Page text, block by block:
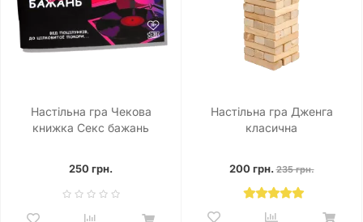
Настільна гра Чекова
книжка Секс бажань
250 грн.
Настільна гра Дженга
класична
200 грн. 235 грн.